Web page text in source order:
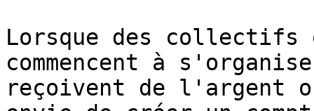
Lorsque des collectifs
commencent à
reçoivent de l'argent